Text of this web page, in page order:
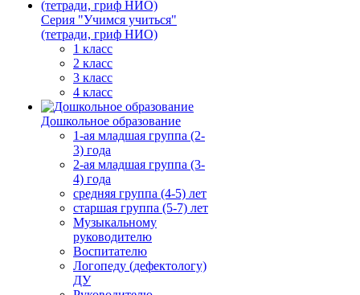
Серия "Учимся учиться"
(тетради, гриф НИО)
1 класс
2 класс
3 класс
4 класс
Дошкольное образование
1-ая младшая группа (2-
3) года
2-ая младшая группа (3-
4) года
средняя группа (4-5) лет
старшая группа (5-7) лет
Музыкальному
руководителю
Воспитателю
Логопеду (дефектологу)
ДУ